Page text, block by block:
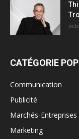
CATÉGORIE
Communication
Publicité
Marchés-Entreprises
Marketing